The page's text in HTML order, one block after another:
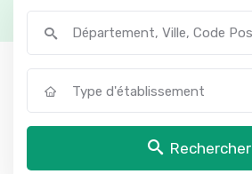
Type d'établissement
Rechercher